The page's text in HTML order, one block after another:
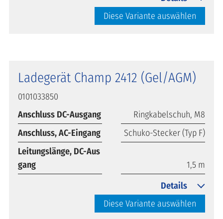
Diese Variante auswählen
Ladegerät Champ 2412 (Gel/AGM)
0101033850
Anschluss DC-Ausgang
Ringkabelschuh, M8
Anschluss, AC-Eingang
Schuko-Stecker (Typ F)
Leitungslänge, DC-Aus
gang
1,5 m
Diese Variante auswählen
Details